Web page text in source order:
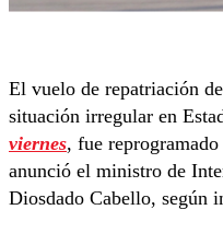
El vuelo de repatriación
situación irregular en
viernes, fue reprogramado
anunció el ministro de
Diosdado Cabello, según